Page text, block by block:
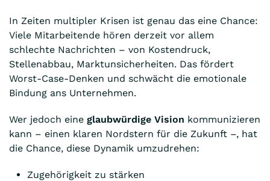
In Zeiten multipler Krisen ist genau das eine Chance:
Viele Mitarbeitende hören derzeit vor allem
schlechte Nachrichten – von Kostendruck,
Stellenabbau, Marktunsicherheiten. Das fördert
Worst-Case-Denken und schwächt die emotionale
Bindung ans Unternehmen.
Wer jedoch eine glaubwürdige Vision kommunizieren
kann – einen klaren Nordstern für die Zukunft –, hat
die Chance, diese Dynamik umzudrehen:
Zugehörigkeit zu stärken